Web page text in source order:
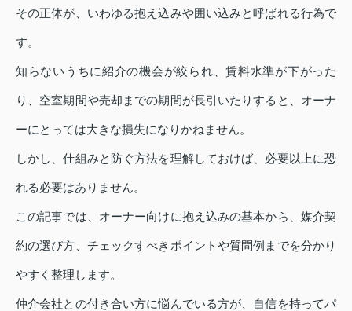
その正体が、いわゆる抱え込みや囲い込みと呼ばれる行為で
す。
知らないうちに紹介の機会が絞られ、賃料水準が下がった
り、空室期間や売却までの期間が長引いたりすると、オーナ
ーにとっては大きな損失になりかねません。
しかし、仕組みと防ぐ方法を理解しておけば、必要以上に恐
れる必要はありません。
この記事では、オーナー向けに抱え込みの基本から、媒介契
約の選び方、チェックすべきポイントや質問例までを分かり
やすく整理します。
仲介会社との付き合い方に悩んでいる方が、自信を持ってパ